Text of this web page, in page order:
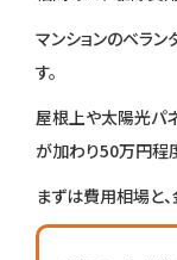
マンションのベラ
す。
屋根上や太陽光パ
が加わり50万円程
まずは費用相場と